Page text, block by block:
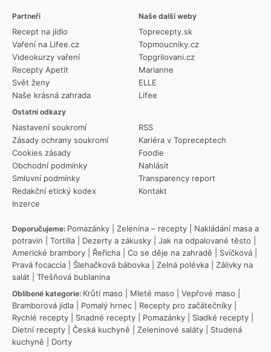
Partneři
Recept na jídlo
Vaření na Lifee.cz
Videokurzy vaření
Recepty Apetit
Svět ženy
Naše krásná zahrada
Ostatní odkazy
Nastavení soukromí
Zásady ochrany soukromí
Cookies zásady
Obchodní podmínky
Smluvní podmínky
Redakční etický kodex
Inzerce
RSS
Kariéra v Topreceptech
Foodie
Nahlásit
Transparency report
Kontakt
Naše další weby
Toprecepty.sk
Topmoucniky.cz
Topgrilovani.cz
Marianne
ELLE
Lifee
Doporučujeme: Pomazánky Zelenina – recepty
Nakládání masa a
potravin
Tortilla Dezerty a zákusky Jak na odpalované těsto
Americké brambory
Řeřicha Co se děje na zahradě Svíčková
Pravá focaccia
Šlehačková bábovka Zelná polévka
Zálivky na
salát
Třešňová bublanina
Oblíbené kategorie: Krůtí maso Mleté maso Vepřové maso
Bramborová jídla
Pomalý hrnec Recepty pro začátečníky
Rychlé recepty
Snadné recepty Pomazánky Sladké recepty
Dietní recepty
Česká kuchyně Zeleninové saláty
Studená
kuchyně
Dorty